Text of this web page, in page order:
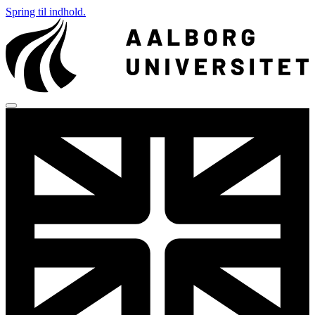
Spring til indhold.